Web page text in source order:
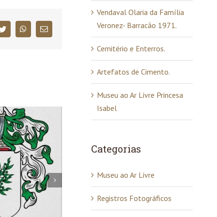
Twitter WhatsApp
E-
mail
Vendaval Olaria da Família
Veronez- Barracão 1971.
Cemitério e Enterros.
Artefatos de Cimento.
Museu ao Ar Livre Princesa
Isabel
Categorias
Museu ao Ar Livre
Registros Fotográficos